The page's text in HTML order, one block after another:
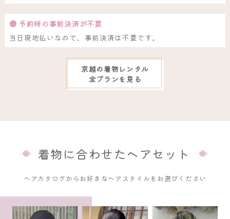
❸ 予約時の事前決済が不要
当日現地払いなので、事前決済は不要です。
京越の着物レンタル
全プランを見る
着物に合わせたヘアセット
ヘアカタログからお好きなヘアスタイルをお選びください